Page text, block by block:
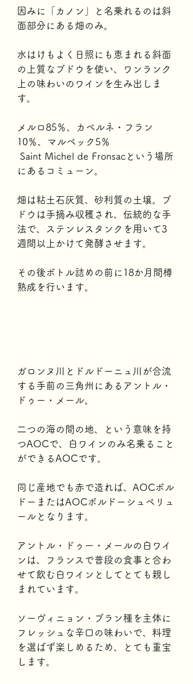
因みに「カノン」と名乗れるのは斜
面部分にある畑のみ。
水はけもよく日照にも恵まれる斜面
の上質なブドウを使い、ワンランク
上の味わいのワインを生み出しま
す。
メルロ85％、カベルネ・フラン
10％、マルベック5％
にあるコミューン。
畑は粘土石灰質、砂利質の土壌。ブ
ドウは手摘み収穫され、伝統的な手
法で、ステンレスタンクを用いて3
週間以上かけて発酵させます。
その後ボトル詰めの前に18か月間樽
熟成を行います。
ガロンヌ川とドルドーニュ川が合流
する手前の三角州にあるアントル・
ドゥー・メール。
二つの海の間の地、という意味を持
つAOCで、白ワインのみ名乗ること
ができるAOCです。
同じ産地でも赤で造れば、AOCボル
ドーまたはAOCボルドーシュペリュ
ールとなります。
アントル・ドゥー・メールの白ワイ
ンは、フランスで普段の食事と合わ
せて飲む白ワインとしてとても親し
まれています。
ソーヴィニョン・ブラン種を主体に
フレッシュな辛口の味わいで、料理
を選ばず楽しめるため、とても重宝
します。